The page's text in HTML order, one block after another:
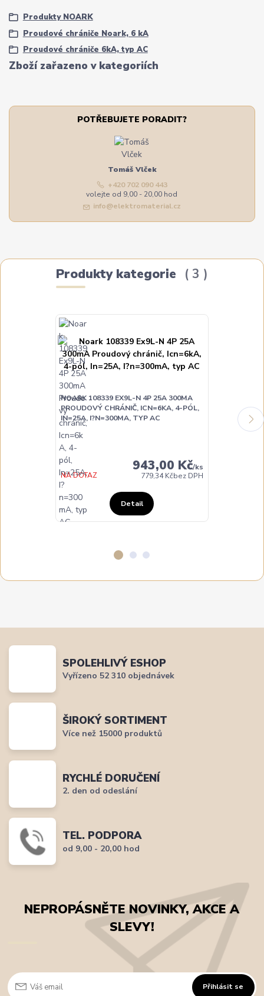
Zboží zařazeno v kategoriích
Produkty NOARK
Proudové chrániče Noark, 6 kA
Proudové chrániče 6kA, typ AC
POTŘEBUJETE PORADIT?
Tomáš Vlček
+420 702 090 443
volejte od 9,00 - 20,00 hod
info@elektromaterial.cz
Produkty kategorie 3
NOARK 108339 EX9L-N 4P 25A 300MA
PROUDOVÝ CHRÁNIČ, ICN=6KA, 4-PÓL,
IN=25A, I?N=300MA, TYP AC
943,00 Kč/ks
779,34 Kčbez DPH
NA DOTAZ
Detail
PROUDOVÝ
IN=40A,
SPOLEHLIVÝ ESHOP
Vyřízeno 52 310 objednávek
ŠIROKÝ SORTIMENT
Více než 15000 produktů
RYCHLÉ DORUČENÍ
2. den od odeslání
TEL. PODPORA
od 9,00 - 20,00 hod
NEPROPÁSNĚTE NOVINKY, AKCE A
SLEVY!
Přihlásit se